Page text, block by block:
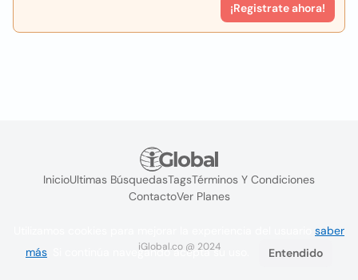
¡Registrate ahora!
InicioUltimas BúsquedasTagsTérminos Y Condiciones
ContactoVer Planes
iGlobal.co @ 2024
saber
más . Si continúa navegando acepta su uso. Entendido